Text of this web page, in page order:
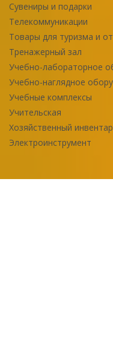
Сувениры и подарки
Телекоммуникации
Товары для туризма и
Тренажерный зал
Учебно-лабораторное
Учебно-наглядное
Учебные комплексы
Учительская
Хозяйственный
Электроинструмент